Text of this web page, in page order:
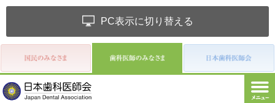
PC表示に切り替える